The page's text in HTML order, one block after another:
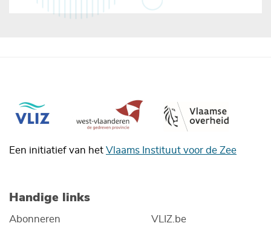
Een initiatief van het Vlaams Instituut voor de Zee
Handige links
Abonneren VLIZ.be